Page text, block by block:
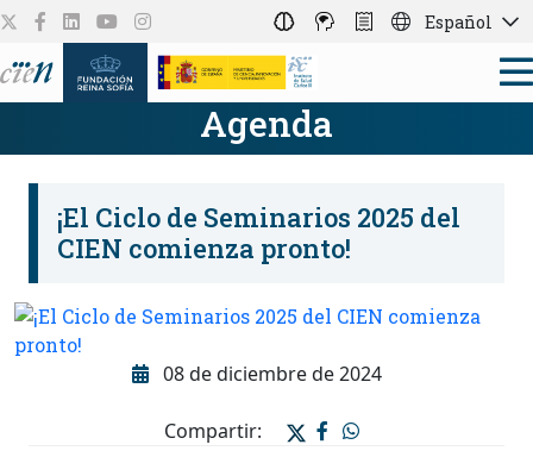
Español
Agenda
¡El Ciclo de Seminarios 2025 del
CIEN comienza pronto!
08 de diciembre de 2024
Compartir: